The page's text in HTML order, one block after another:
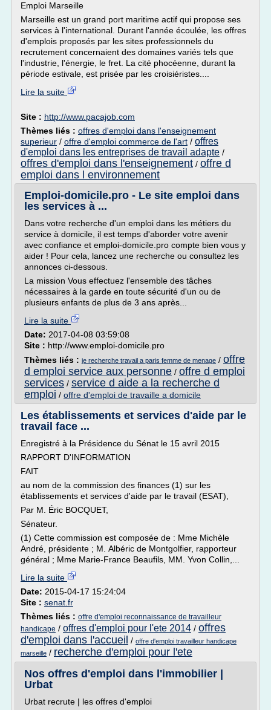
Emploi Marseille
Marseille est un grand port maritime actif qui propose ses
services à l'international. Durant l'année écoulée, les offres
d'emplois proposés par les sites professionnels du
recrutement concernaient des domaines variés tels que
l'industrie, l'énergie, le fret. La cité phocéenne, durant la
période estivale, est prisée par les croisiéristes....
Lire la suite
Site : http://www.pacajob.com
Thèmes liés : offres d'emploi dans l'enseignement
superieur / offre d'emploi commerce de l'art / offres
d'emploi dans les entreprises de travail adapte /
offres d'emploi dans l'enseignement / offre d
emploi dans l environnement
Emploi-domicile.pro - Le site emploi dans
les services à ...
Dans votre recherche d'un emploi dans les métiers du
service à domicile, il est temps d'aborder votre avenir
avec confiance et emploi-domicile.pro compte bien vous y
aider ! Pour cela, lancez une recherche ou consultez les
annonces ci-dessous.
La mission Vous effectuez l'ensemble des tâches
nécessaires à la garde en toute sécurité d'un ou de
plusieurs enfants de plus de 3 ans après...
Lire la suite
Date: 2017-04-08 03:59:08
Site : http://www.emploi-domicile.pro
Thèmes liés : je recherche travail a paris femme de menage / offre
d emploi service aux personne / offre d emploi
services / service d aide a la recherche d
emploi / offre d'emploi de travaille a domicile
Les établissements et services d'aide par le
travail face ...
Enregistré à la Présidence du Sénat le 15 avril 2015
RAPPORT D'INFORMATION
FAIT
au nom de la commission des finances (1) sur les
établissements et services d'aide par le travail (ESAT),
Par M. Éric BOCQUET,
Sénateur.
(1) Cette commission est composée de : Mme Michèle
André, présidente ; M. Albéric de Montgolfier, rapporteur
général ; Mme Marie-France Beaufils, MM. Yvon Collin,...
Lire la suite
Date: 2015-04-17 15:24:04
Site : senat.fr
Thèmes liés : offre d'emploi reconnaissance de travailleur
handicape / offres d'emploi pour l'ete 2014 / offres
d'emploi dans l'accueil / offre d'emploi travailleur handicape
marseille / recherche d'emploi pour l'ete
Nos offres d'emploi dans l'immobilier |
Urbat
Urbat recrute | les offres d'emploi